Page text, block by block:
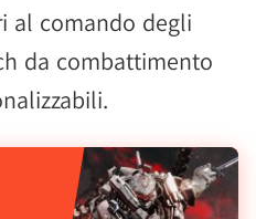
al comando degli
da combattimento